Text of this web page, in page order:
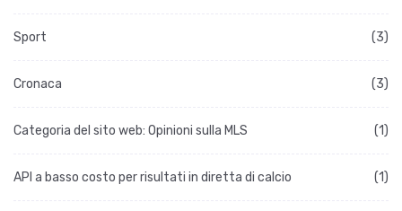
Sport (3)
Cronaca (3)
Categoria del sito web: Opinioni sulla MLS (1)
API a basso costo per risultati in diretta di calcio (1)